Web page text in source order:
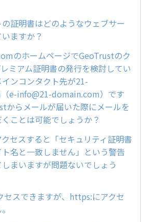
証明書はどのようなウェブサー
いますか？
のホームページでGeoTrustのク
ミアム証明書の発行を検討してい
ンコンタクト先が21-
e-info@21-domain.com）です
からメールが届いた際にメールを
ことは可能でしょうか？
セスすると「セキュリティ証明書
名と一致しません」という警告
まいますが問題ないでしょう
スできますが、https:にアクセ
。